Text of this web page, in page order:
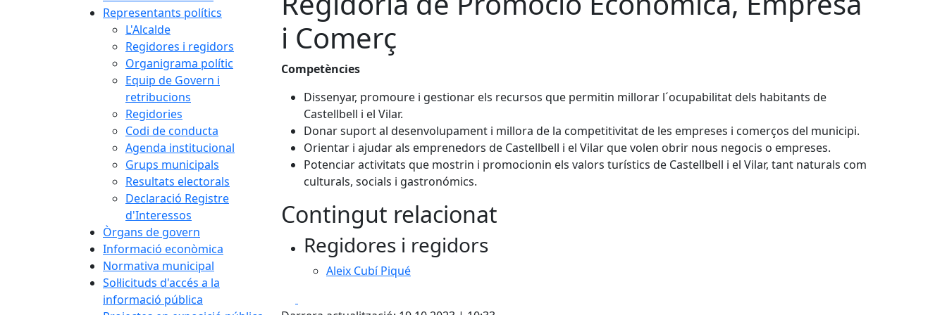
Representants polítics
L'Alcalde
Regidores i regidors
Organigrama polític
Equip de Govern i
retribucions
Regidories
Codi de conducta
Agenda institucional
Grups municipals
Resultats electorals
Declaració Registre
d'Interessos
Òrgans de govern
Informació econòmica
Normativa municipal
Sol·licituds d'accés a la
informació pública
i Comerç
Competències
Dissenyar, promoure i gestionar els recursos que permitin millorar l´ocupabilitat dels habitants de
Castellbell i el Vilar.
Donar suport al desenvolupament i millora de la competitivitat de les empreses i comerços del municipi.
Orientar i ajudar als emprenedors de Castellbell i el Vilar que volen obrir nous negocis o empreses.
Potenciar activitats que mostrin i promocionin els valors turístics de Castellbell i el Vilar, tant naturals com
culturals, socials i gastronómics.
Contingut relacionat
Regidores i regidors
Aleix Cubí Piqué